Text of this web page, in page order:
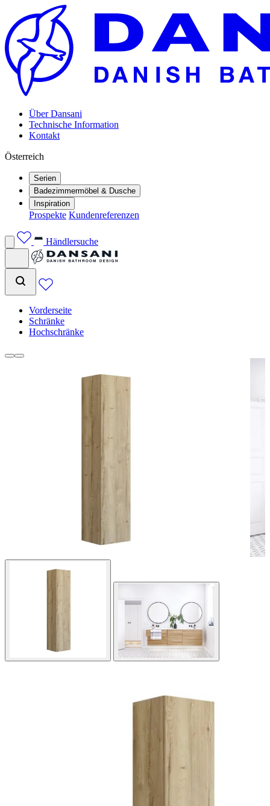
Über Dansani
Technische Information
Kontakt
Österreich
Serien
Badezimmermöbel & Dusche
Inspiration
Prospekte Kundenreferenzen
Händlersuche
Vorderseite
Schränke
Hochschränke